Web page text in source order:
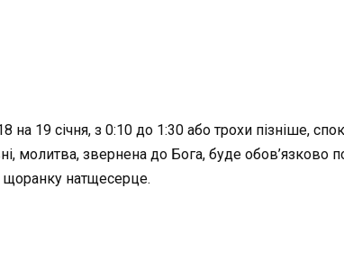
на 19 січня, з 0:10 до 1:30 або трохи пізніше,
молитва, звернена до Бога, буде обов’язково
натщесерце.